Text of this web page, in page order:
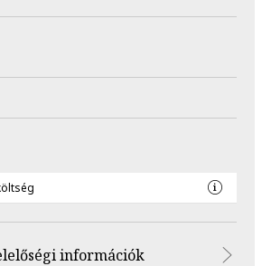
információk